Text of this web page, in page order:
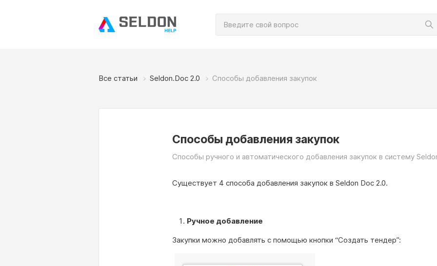
Все статьи Seldon.Doc 2.0 Способы добавления закупок
Способы добавления закупок
Способы ручного и автоматического добавления закупок в систему
Существует 4 способа добавления закупок в Seldon Doc 2.0.
Ручное добавление
Закупки можно добавлять с помощью кнопки “Создать тендер”: